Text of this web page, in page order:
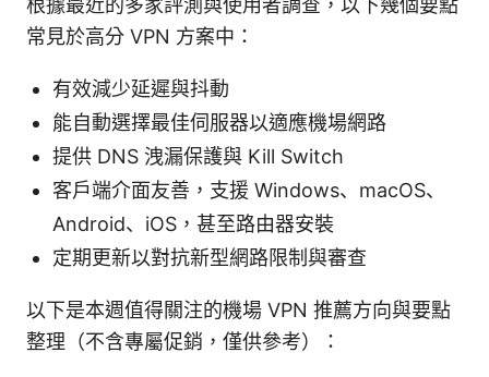
常見於高分 VPN 方案中：
有效減少延遲與抖動
能自動選擇最佳伺服器以適應機場網路
提供 DNS 洩漏保護與 Kill Switch
客戶端介面友善，支援 Windows、macOS、
Android、iOS，甚至路由器安裝
定期更新以對抗新型網路限制與審查
以下是本週值得關注的機場 VPN 推薦方向與要點
整理（不含專屬促銷，僅供參考）：